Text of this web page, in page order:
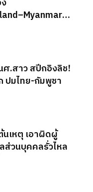
ศ.สาว สปีกอิงลิช!
ปมไทย-กัมพูชา
เหตุ เอาผิดผู้
ส่วนบุคคลรั่วไหล